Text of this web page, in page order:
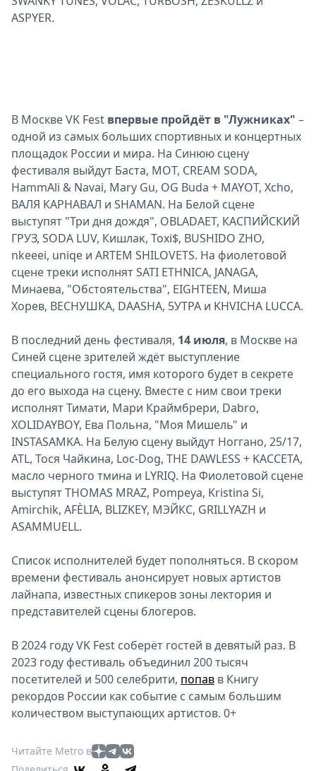
ASPYER.
В Москве VK Fest впервые пройдёт в "Лужниках" –
одной из самых больших спортивных и концертных
площадок России и мира. На Синюю сцену
фестиваля выйдут Баста, МОТ, CREAM SODA,
HammAli & Navai, Mary Gu, OG Buda + MAYOT, Xcho,
ВАЛЯ КАРНАВАЛ и SHAMAN. На Белой сцене
выступят "Три дня дождя", OBLADAET, КАСПИЙСКИЙ
ГРУЗ, SODA LUV, Кишлаĸ, Toxi$, BUSHIDO ZHO,
nkeeei, uniqe и ARTEM SHILOVETS. На фиолетовой
сцене треки исполнят SATI ETHNICA, JANAGA,
Минаева, "Обстоятельства", EIGHTEEN, Миша
Хорев, ВЕСНУШКА, DAASHA, 5УТРА и KHVICHA LUCCA.
В последний день фестиваля, 14 июля, в Москве на
Синей сцене зрителей ждёт выступление
специального гостя, имя которого будет в секрете
до его выхода на сцену. Вместе с ним свои треки
исполнят Тимати, Мари Краймбрери, Dabro,
XOLIDAYBOY, Ева Польна, "Моя Мишель" и
INSTASAMKA. На Белую сцену выйдут Ноггано, 25/17,
ATL, Тося Чайĸина, Loc-Dog, THE DAWLESS + KACCETA,
масло черного тмина и LYRIQ. На Фиолетовой сцене
выступят THOMAS MRAZ, Pompeya, Kristina Si,
Amirchik, AFÈLIA, BLIZKEY, МЭЙКС, GRILLYAZH и
ASAMMUELL.
Список исполнителей будет пополняться. В скором
времени фестиваль анонсирует новых артистов
лайнапа, известных спикеров зоны лектория и
представителей сцены блогеров.
В 2024 году VK Fest соберёт гостей в девятый раз. В
2023 году фестиваль объединил 200 тысяч
посетителей и 500 селебрити, попав в Книгу
рекордов России как событие с самым большим
количеством выступающих артистов. 0+
Читайте Metro в